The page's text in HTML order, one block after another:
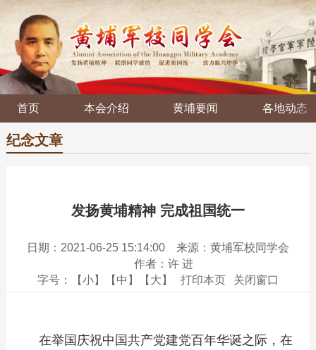
首页 本会介绍 黄埔要闻 各地动态
纪念文章
发扬黄埔精神 完成祖国统一
日期：2021-06-25 15:14:00
来源：黄埔军校同学会
作者：许 进
字号：
【小】 【中】 【大】 打印本页 关闭窗口
在举国庆祝中国共产党建党百年华诞之际，在